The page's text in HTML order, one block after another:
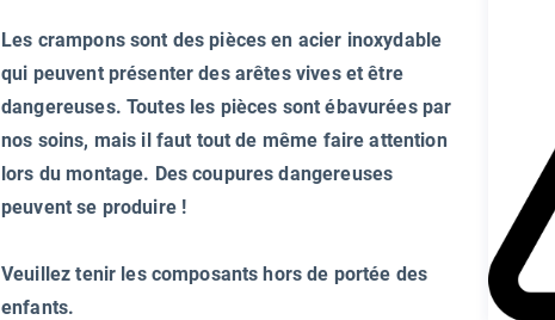
Les crampons sont des pièces en acier inoxydable
qui peuvent présenter des arêtes vives et être
dangereuses. Toutes les pièces sont ébavurées par
nos soins, mais il faut tout de même faire attention
lors du montage. Des coupures dangereuses
peuvent se produire !
Veuillez tenir les composants hors de portée des
enfants.